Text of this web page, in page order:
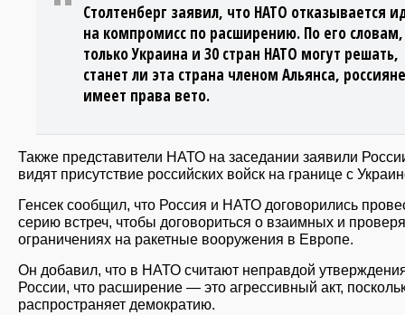
Столтенберг заявил, что НАТО отказывается
на компромисс по расширению. По его словам,
только Украина и 30 стран НАТО могут решать,
станет ли эта страна членом Альянса, россияне
имеет права вето.
Также представители НАТО на заседании заявили
видят присутствие российских войск на границе с
Генсек сообщил, что Россия и НАТО договорились
серию встреч, чтобы договориться о взаимных и
ограничениях на ракетные вооружения в Европе.
Он добавил, что в НАТО считают неправдой
России, что расширение — это агрессивный акт,
распространяет демократию.